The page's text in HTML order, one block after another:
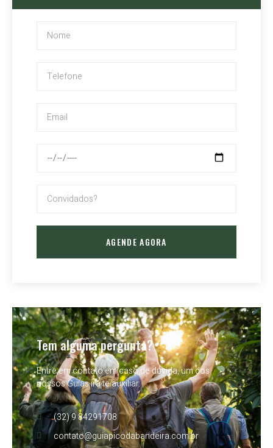
AGENDE AGORA
Tem alguma pergunta?
Entre em contato em caso de dúvida, um dos
nossos Guias irá te auxiliar.
(32) 9 84291708
contato@guiapicodabandeira.com.br